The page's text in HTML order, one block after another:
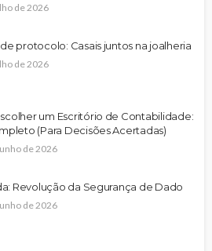
de 2026
protocolo: Casais juntos na joalheria
de 2026
um Escritório de Contabilidade:
(Para Decisões Acertadas)
de 2026
Revolução da Segurança de Dado
de 2026